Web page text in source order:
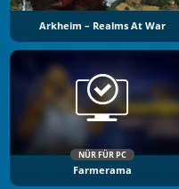
Arkheim – Realms At War
NÜR FÜR PC
Farmerama